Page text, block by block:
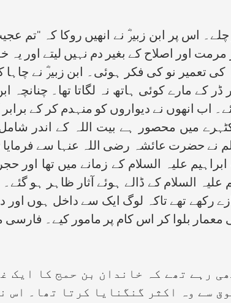
اس پر ابن زبیرؓ نے انھیں روکا کہ ‘‘تم
اور اصلاح کے بغیر دم نہیں لیتے اور یہ
تعمیر نو کی فکر ہوئی۔ ابن زبیرؓ نے
کے مارے کوئی ہاتھ نہ لگاتا تھا۔ چنانچہ
انھوں نے دیواروں کو منہدم کر کے برابر
میں محصور ہے بیت اللہ کے اندر
نے حضرت عائشہ رضی اللہ عنہا سے فرمایا
علیہ السلام کے زمانے میں تھا اور
السلام کے ڈالے ہوئے آثار ظاہر ہو گئے۔
رکھے تھے تاکہ لوگ ایک سے داخل ہوں
معمار بلوا کر اس کام پر مامور کیے۔
رہے تھے کہ خاندان بن حمج کا ایک
سے وہ اکثر گنگنایا کرتا تھا۔ اس